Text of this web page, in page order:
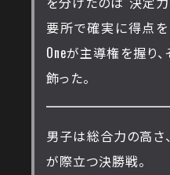
要所で確実に得点を
Oneが主導権を握り
飾った。
男子は総合力の高さ
が際立つ決勝戦。